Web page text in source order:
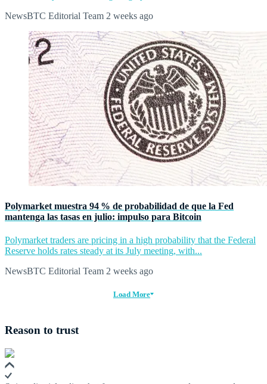
NewsBTC Editorial Team 2 weeks ago
Polymarket muestra 94 % de probabilidad de que la Fed
mantenga las tasas en julio: impulso para Bitcoin
Polymarket traders are pricing in a high probability that the Federal
Reserve holds rates steady at its July meeting, with...
NewsBTC Editorial Team 2 weeks ago
Load More
Reason to trust